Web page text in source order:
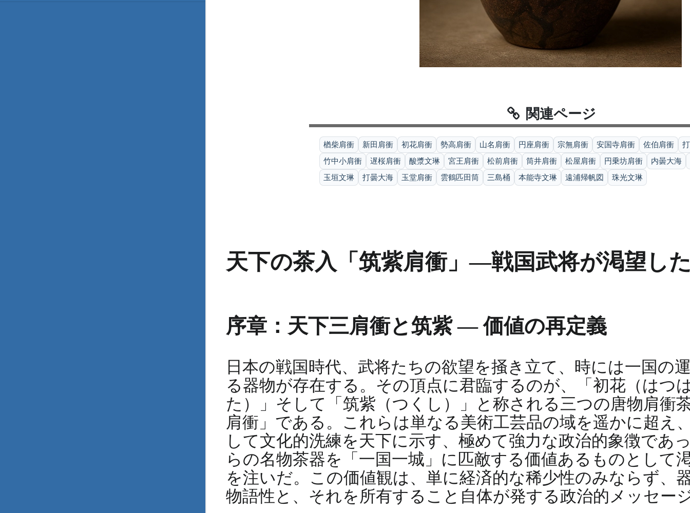
関連ページ
楢柴肩衝 新田肩衝 初花肩衝 勢高肩衝 山名肩衝 円座肩衝 宗無肩衝 安国寺肩衝 佐伯肩衝
竹中小肩衝
遅桜肩衝 酸漿文琳 宮王肩衝 松前肩衝 筒井肩衝 松屋肩衝 円乗坊肩衝
内曇大海
玉垣文琳
打曇大海 玉堂肩衝 雲鶴匹田筒 三島桶 本能寺文琳 遠浦帰帆図 珠光文琳
天下の茶入「筑紫肩衝」―戦国武将が渇望し
序章：天下三肩衝と筑紫 ― 価値の再定義
日本の戦国時代、武将たちの欲望を掻き立て、時には一国の
る器物が存在する。その頂点に君臨するのが、「初花（はつ
た）」そして「筑紫（つくし）」と称される三つの唐物肩衝
肩衝」である。これらは単なる美術工芸品の域を遥かに超え
して文化的洗練を天下に示す、極めて強力な政治的象徴であ
らの名物茶器を「一国一城」に匹敵する価値あるものとして
を注いだ。この価値観は、単に経済的な稀少性のみならず、
物語性と、それを所有すること自体が発する政治的メッセー